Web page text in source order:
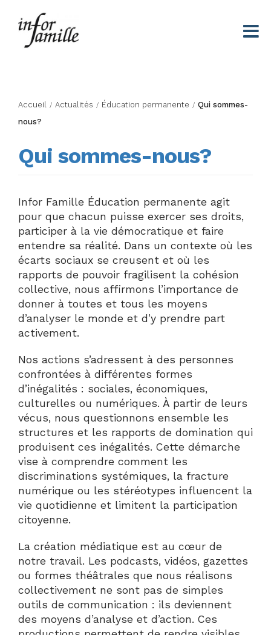
Accueil / Actualités / Éducation permanente / Qui sommes-
nous?
Qui sommes-nous?
Infor Famille Éducation permanente agit
pour que chacun puisse exercer ses droits,
participer à la vie démocratique et faire
entendre sa réalité. Dans un contexte où les
écarts sociaux se creusent et où les
rapports de pouvoir fragilisent la cohésion
collective, nous affirmons l’importance de
donner à toutes et tous les moyens
d’analyser le monde et d’y prendre part
activement.
Nos actions s’adressent à des personnes
confrontées à différentes formes
d’inégalités : sociales, économiques,
culturelles ou numériques. À partir de leurs
vécus, nous questionnons ensemble les
structures et les rapports de domination qui
produisent ces inégalités. Cette démarche
vise à comprendre comment les
discriminations systémiques, la fracture
numérique ou les stéréotypes influencent la
vie quotidienne et limitent la participation
citoyenne.
La création médiatique est au cœur de
notre travail. Les podcasts, vidéos, gazettes
ou formes théâtrales que nous réalisons
collectivement ne sont pas de simples
outils de communication : ils deviennent
des moyens d’analyse et d’action. Ces